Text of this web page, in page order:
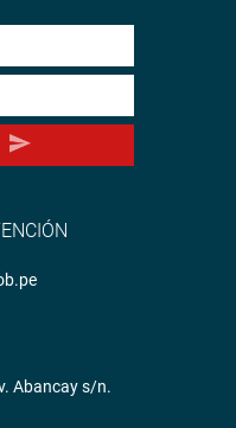
Abancay s/n.